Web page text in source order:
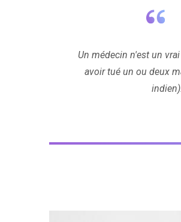
Un médecin n'est un
avoir tué un ou deux
indien).